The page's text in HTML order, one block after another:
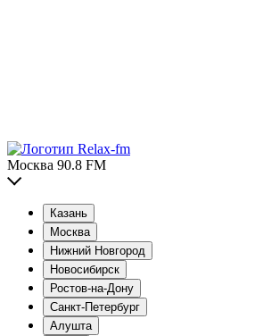
Москва 90.8 FM
Казань
Москва
Нижний Новгород
Новосибирск
Ростов-на-Дону
Санкт-Петербург
Алушта